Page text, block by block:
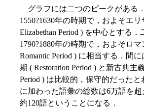
グラフには二つのピークがある
1550?1630年の時期で，およそエ
Elizabethan Period ) を中心とする
1790?1880年の時期で，およそロ
Romantic Period ) に相当する．間
期 ( Restoration Period ) と新古典主
Period ) は比較的，保守的だったと
に加わった語彙の総数は6万語を
約120語ということになる．